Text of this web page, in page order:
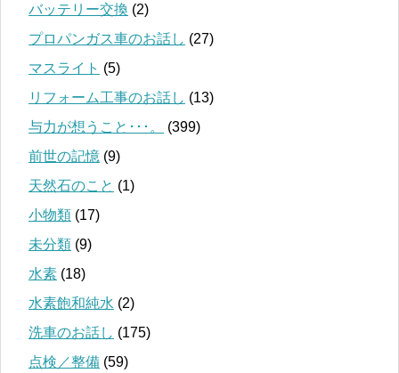
バッテリー交換 (2)
プロパンガス車のお話し (27)
マスライト (5)
リフォーム工事のお話し (13)
与力が想うこと･･･。
(399)
前世の記憶 (9)
天然石のこと (1)
小物類 (17)
未分類 (9)
水素 (18)
水素飽和純水 (2)
洗車のお話し (175)
点検／整備 (59)